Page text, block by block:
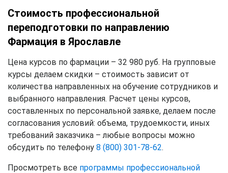
Стоимость профессиональной
переподготовки по направлению
Фармация в Ярославле
Цена курсов по фармации – 32 980 руб. На групповые
курсы делаем скидки – стоимость зависит от
количества направленных на обучение сотрудников и
выбранного направления. Расчет цены курсов,
составленных по персональной заявке, делаем после
согласования условий: объема, трудоемкости, иных
требований заказчика – любые вопросы можно
обсудить по телефону 8 (800) 301-78-62.
Просмотреть все программы профессиональной